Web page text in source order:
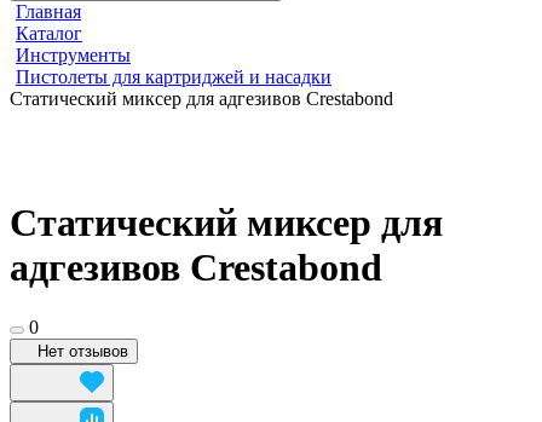
Главная
Каталог
Инструменты
Пистолеты для картриджей и насадки
Статический миксер для адгезивов Crestabond
Статический миксер для
адгезивов Crestabond
0
Нет отзывов